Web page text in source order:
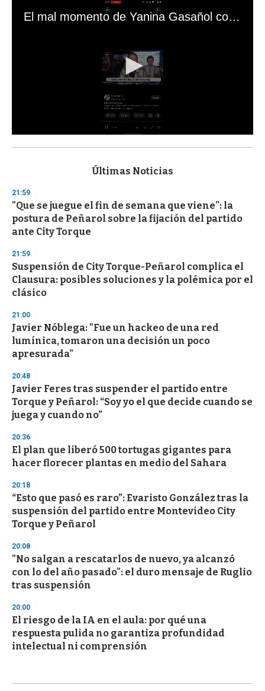
El mal momento de Yanina Gasañol con un hincha argentino en "Subrayado"
s
d
s
o
f
3
s
e
c
o
n
Últimas Noticias
21:59
"Que se juegue el fin de semana que viene": la
postura de Peñarol sobre la fijación del partido
ante City Torque
21:59
Suspensión de City Torque-Peñarol complica el
Clausura: posibles soluciones y la polémica por el
clásico
21:00
Javier Nóblega: "Fue un hackeo de una red
lumínica, tomaron una decisión un poco
apresurada"
20:48
Javier Feres tras suspender el partido entre
Torque y Peñarol: “Soy yo el que decide cuando se
juega y cuando no”
20:36
El plan que liberó 500 tortugas gigantes para
hacer florecer plantas en medio del Sahara
20:18
“Esto que pasó es raro”: Evaristo González tras la
suspensión del partido entre Montevideo City
Torque y Peñarol
20:08
"No salgan a rescatarlos de nuevo, ya alcanzó
con lo del año pasado": el duro mensaje de Ruglio
tras suspensión
20:00
El riesgo de la IA en el aula: por qué una
respuesta pulida no garantiza profundidad
intelectual ni comprensión